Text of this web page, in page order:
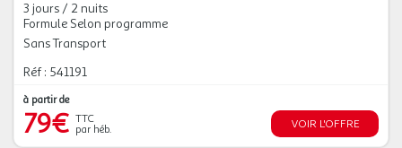
3 jours / 2 nuits
Formule Selon programme
Sans Transport
Réf : 541191
à partir de
79€ TTC
par héb.
VOIR L'OFFRE